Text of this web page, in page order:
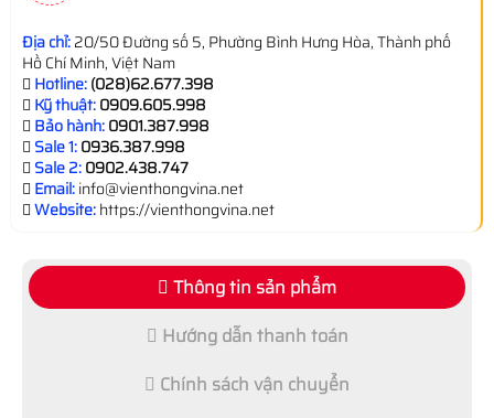
Địa chỉ:20/50 Đường số 5, Phường Bình Hưng Hòa, Thành phố
Hồ Chí Minh, Việt Nam
Hotline:(028)62.677.398
Kỹ thuật:0909.605.998
Bảo hành:0901.387.998
Sale 1:0936.387.998
Sale 2:0902.438.747
Email:info@vienthongvina.net
Website:https://vienthongvina.net
Thông tin sản phẩm
Hướng dẫn thanh toán
Chính sách vận chuyển